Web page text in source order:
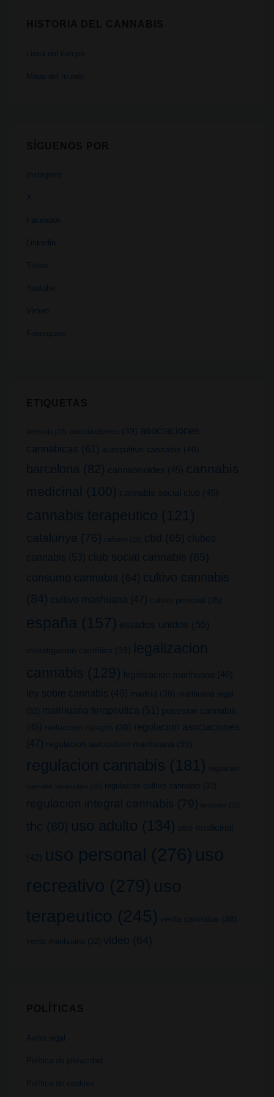
Linea del tiempo
Mapa del mundo
Instagram
X
Facebook
Linkedin
Tiktok
Youtube
Vimeo
Foursquare
alemania (27) asociaciones (39)
asociaciones
cannabicas (61) autocultivo cannabis (40)
barcelona (82) cannabinoides (45) cannabis
medicinal (100) cannabis social club (45)
cannabis terapeutico (121)
catalunya (76) cañamo (26) cbd (65) clubes
cannabis (53) club social cannabis (65)
consumo cannabis (64) cultivo cannabis
(84) cultivo marihuana (47) cultivo personal (35)
españa (157) estados unidos (55)
investigacion cientifica (39)
legalizacion
cannabis (129) legalizacion marihuana (46)
ley sobre cannabis (49) madrid (38)
marihuana legal
(32)
marihuana terapeutica (51) posesion cannabis
(45) reduccion riesgos (38)
regulacion asociaciones
(47) regulacion autocultivo marihuana (39)
regulacion cannabis (181) regulacion
cannabis terapeutico (25) regulacion cultivo cannabis (33)
regulacion integral cannabis (79) terpenos (25)
thc (80) uso adulto (134) uso medicinal
(42) uso personal (276) uso
recreativo (279) uso
terapeutico (245) venta cannabis (38)
venta marihuana (32) video (64)
Aviso legal
Política de privacidad
Política de cookies